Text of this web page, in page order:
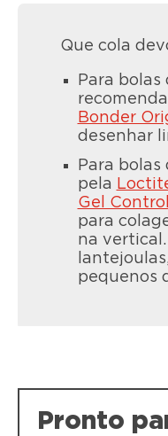
LOCTITE
LOCTITE
cola líquida
resultados
permite
LOCTITE
A LOCTITE
adequada
difícil alcance,
Que cola
Para
Bonder
desenhar
Para
pela
Gel Control
para
na
pequenos
Pronto